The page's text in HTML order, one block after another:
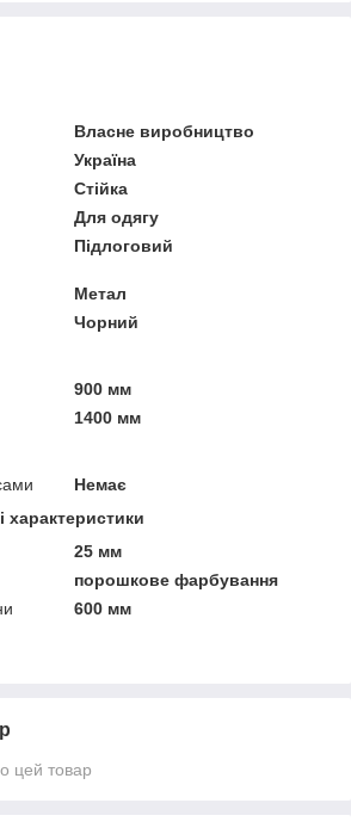
Власне виробництво
Україна
Стійка
Для одягу
Підлоговий
Метал
Чорний
900 мм
1400 мм
Немає
характеристики
25 мм
порошкове фарбування
600 мм
цей товар